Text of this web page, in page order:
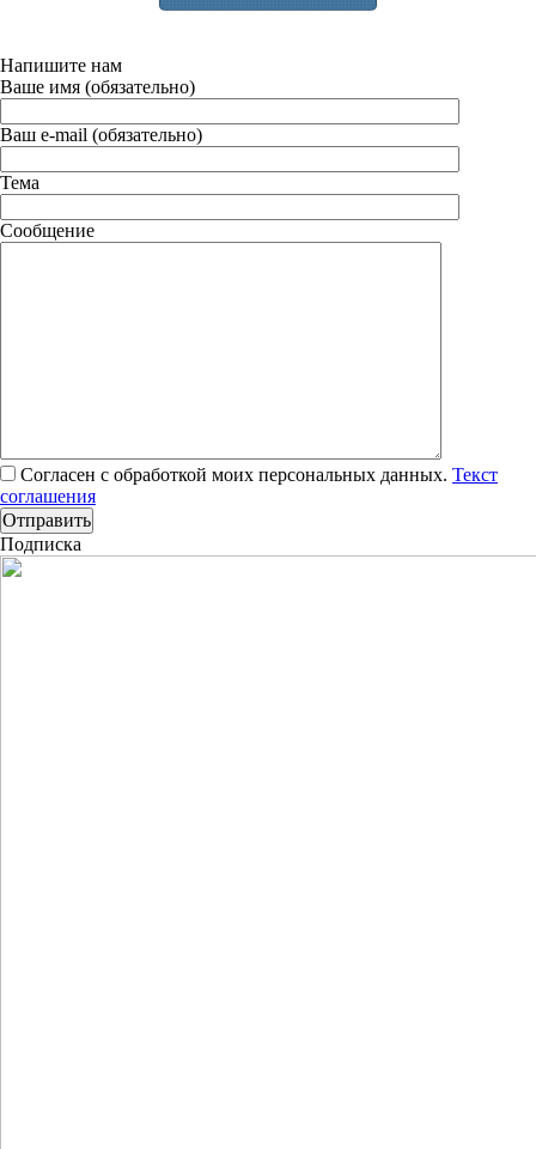
Напишите нам
Ваше имя (обязательно)
Ваш e-mail (обязательно)
Тема
Сообщение
Согласен с обработкой моих персональных данных. Текст
соглашения
Подписка